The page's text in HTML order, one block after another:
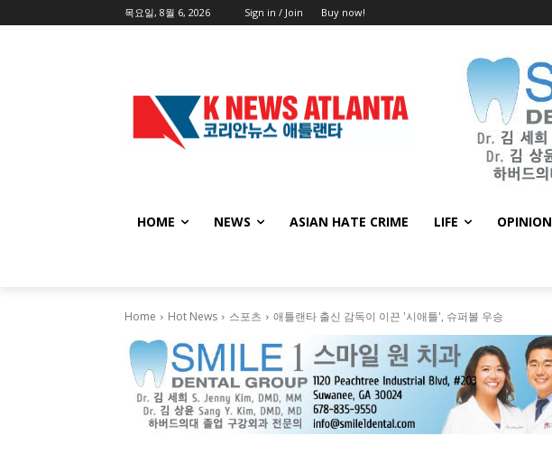
목요일, 8월 6, 2026 Sign in / Join Buy now!
HOME NEWS ASIAN HATE CRIME LIFE OPINION
Home Hot News 스포츠 애틀랜타 출신 감독이 이끈 '시애틀', 슈퍼볼 우승